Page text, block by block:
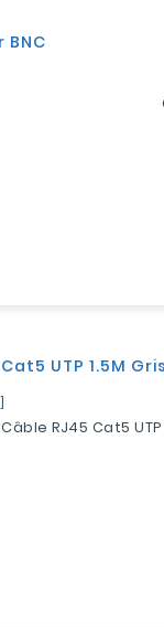
UTP 1.5M Gris
Câble RJ45 Cat5